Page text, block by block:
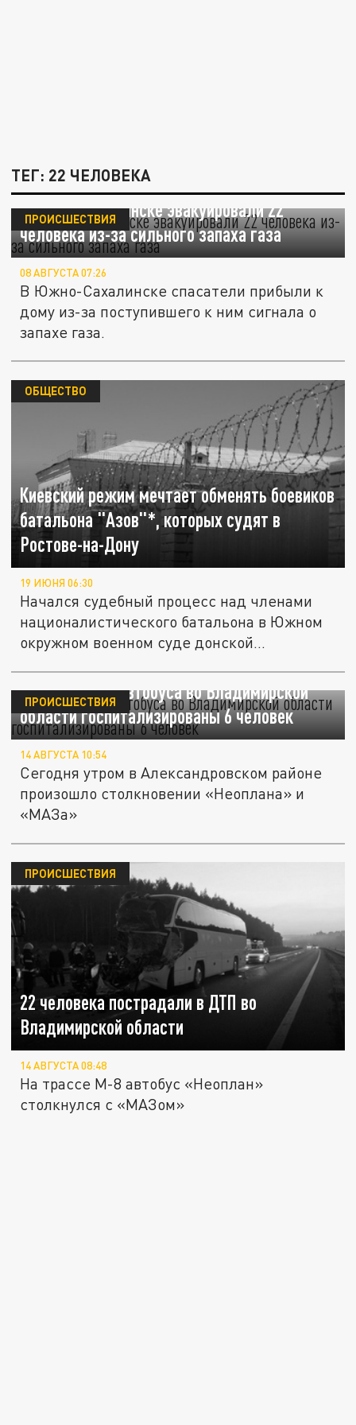
ТЕГ: 22 ЧЕЛОВЕКА
В Южно-Сахалинске эвакуировали 22
человека из-за сильного запаха газа
ПРОИСШЕСТВИЯ
08 АВГУСТА 07:26
В Южно-Сахалинске спасатели прибыли к
дому из-за поступившего к ним сигнала о
запахе газа.
Киевский режим мечтает обменять боевиков
батальона "Азов"*, которых судят в
Ростове-на-Дону
ОБЩЕСТВО
19 ИЮНЯ 06:30
Начался судебный процесс над членами
националистического батальона в Южном
окружном военном суде донской...
После аварии автобуса во Владимирской
области госпитализированы 6 человек
ПРОИСШЕСТВИЯ
14 АВГУСТА 10:54
Сегодня утром в Александровском районе
произошло столкновении «Неоплана» и
«МАЗа»
22 человека пострадали в ДТП во
Владимирской области
ПРОИСШЕСТВИЯ
14 АВГУСТА 08:48
На трассе М-8 автобус «Неоплан»
столкнулся с «МАЗом»